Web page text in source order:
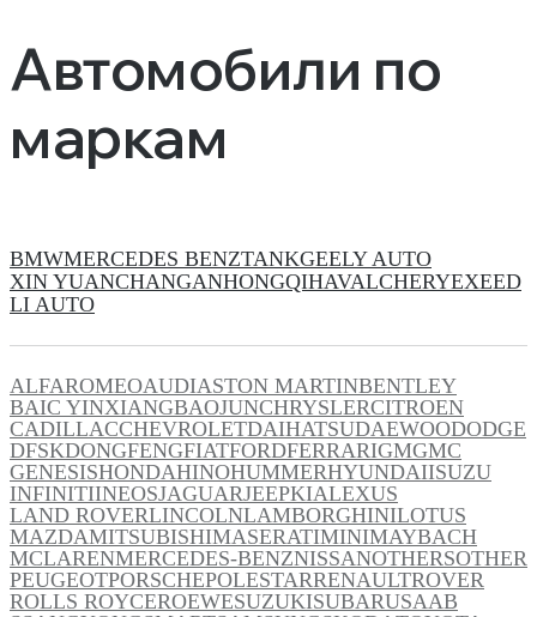
Автомобили по
маркам
BMWMERCEDES BENZTANKGEELY AUTO
XIN YUANCHANGANHONGQIHAVALCHERYEXEED
LI AUTO
ALFAROMEOAUDIASTON MARTINBENTLEY
BAIC YINXIANGBAOJUNCHRYSLERCITROEN
CADILLACCHEVROLETDAIHATSUDAEWOODODGE
DFSKDONGFENGFIATFORDFERRARIGMGMC
GENESISHONDAHINOHUMMERHYUNDAIISUZU
INFINITIINEOSJAGUARJEEPKIALEXUS
LAND ROVERLINCOLNLAMBORGHINILOTUS
MAZDAMITSUBISHIMASERATIMINIMAYBACH
MCLARENMERCEDES-BENZNISSANOTHERSOTHER
PEUGEOTPORSCHEPOLESTARRENAULTROVER
ROLLS ROYCEROEWESUZUKISUBARUSAAB